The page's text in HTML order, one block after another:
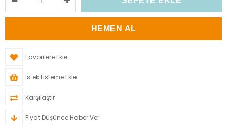
Favorilere Ekle
İstek Listeme Ekle
Karşılaştır
Fiyat Düşünce Haber Ver